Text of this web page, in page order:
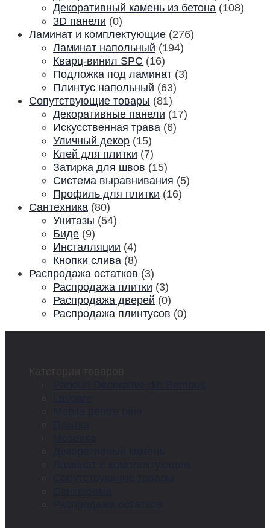
Декоративный камень из бетона (108)
3D панели (0)
Ламинат и комплектующие (276)
Ламинат напольный (194)
Кварц-винил SPC (16)
Подложка под ламинат (3)
Плинтус напольный (63)
Сопутствующие товары (81)
Декоративные панели (17)
Искусственная трава (6)
Уличный декор (15)
Клей для плитки (7)
Затирка для швов (15)
Система выравнивания (5)
Профиль для плитки (16)
Сантехника (80)
Унитазы (54)
Биде (9)
Инсталляции (4)
Кнопки слива (8)
Распродажа остатков (3)
Распродажа плитки (3)
Распродажа дверей (0)
Распродажа плинтусов (0)